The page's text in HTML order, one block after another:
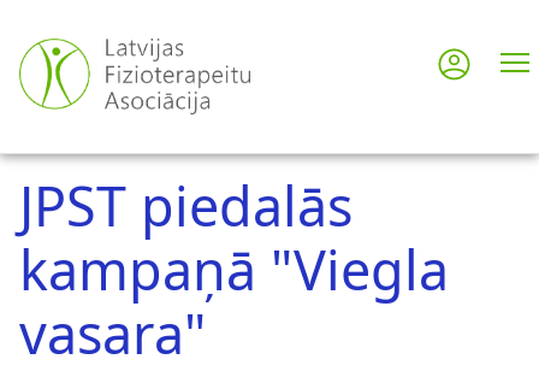
uz
galveno
saturu
User
JPST piedalās
kampaņā "Viegla
vasara"